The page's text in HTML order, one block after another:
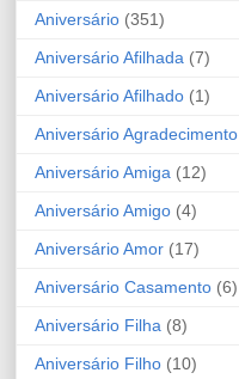
Aniversário (351)
Aniversário Afilhada (7)
Aniversário Afilhado (1)
Aniversário Agradecimento
Aniversário Amiga (12)
Aniversário Amigo (4)
Aniversário Amor (17)
Aniversário Casamento (6)
Aniversário Filha (8)
Aniversário Filho (10)